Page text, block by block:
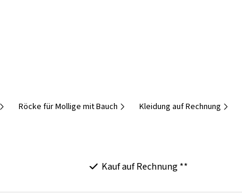
Röcke für Mollige mit Bauch Kleidung auf Rechnung
Kauf auf Rechnung **